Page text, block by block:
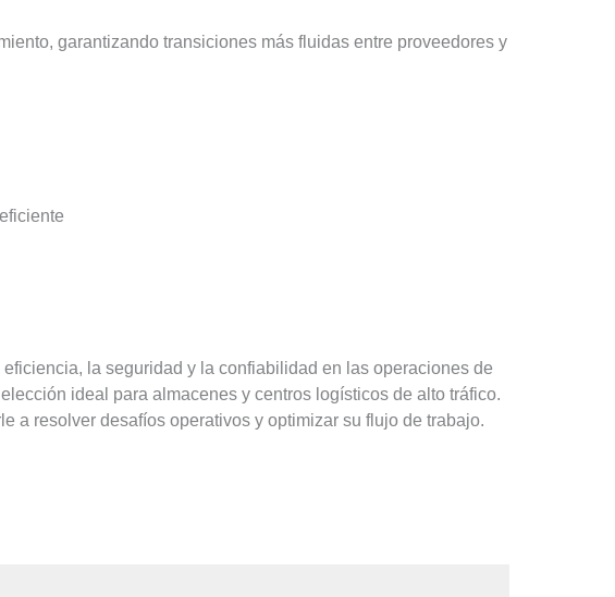
garantizando transiciones más fluidas entre proveedores y
la seguridad y la confiabilidad en las operaciones de
ideal para almacenes y centros logísticos de alto tráfico.
a resolver desafíos operativos y optimizar su flujo de trabajo.